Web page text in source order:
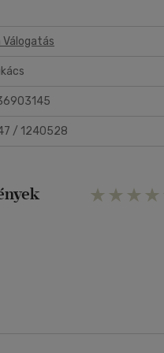
Válogatás
/ 1240528